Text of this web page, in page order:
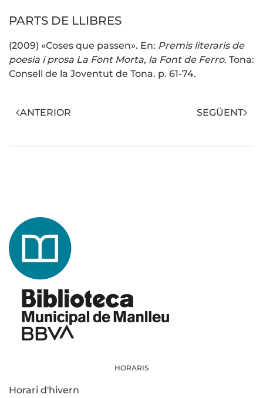
PARTS DE LLIBRES
(2009) «Coses que passen». En: Premis literaris de
poesia i prosa La Font Morta, la Font de Ferro. Tona:
Consell de la Joventut de Tona. p. 61-74.
ANTERIOR SEGÜENT
HORARIS
Horari d'hivern